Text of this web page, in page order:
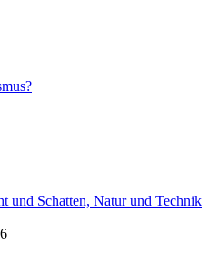
und Schatten, Natur und Technik